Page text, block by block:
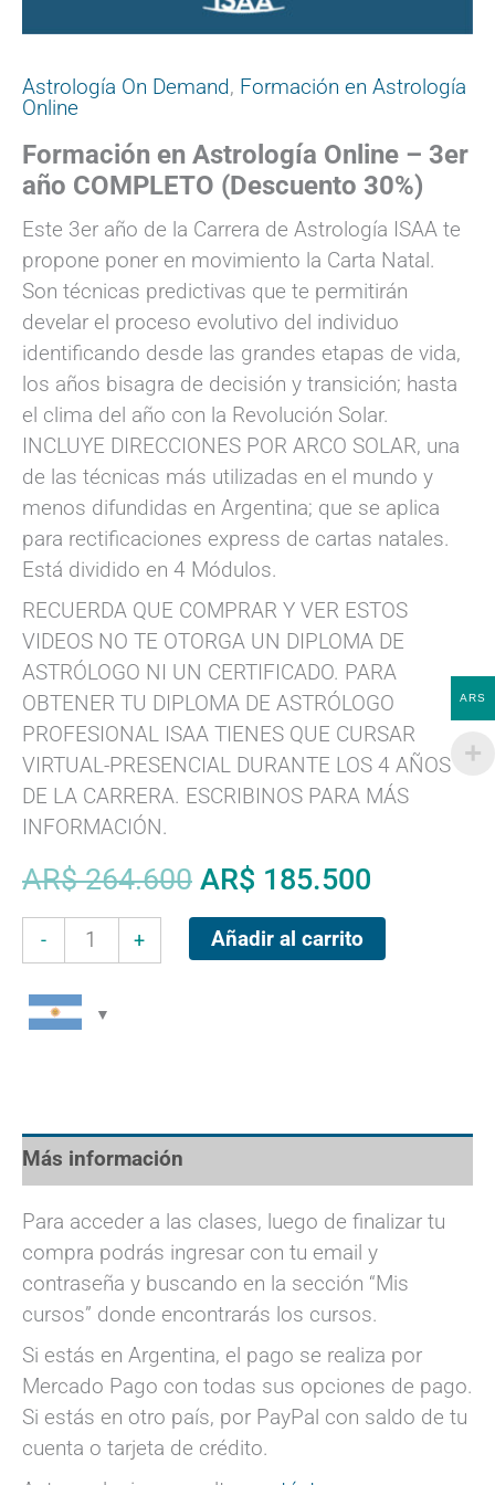
Astrología On Demand, Formación en Astrología
Online
Formación en Astrología Online – 3er
año COMPLETO (Descuento 30%)
Este 3er año de la Carrera de Astrología ISAA te
propone poner en movimiento la Carta Natal.
Son técnicas predictivas que te permitirán
develar el proceso evolutivo del individuo
identificando desde las grandes etapas de vida,
los años bisagra de decisión y transición; hasta
el clima del año con la Revolución Solar.
INCLUYE DIRECCIONES POR ARCO SOLAR, una
de las técnicas más utilizadas en el mundo y
menos difundidas en Argentina; que se aplica
para rectificaciones express de cartas natales.
Está dividido en 4 Módulos.
RECUERDA QUE COMPRAR Y VER ESTOS
VIDEOS NO TE OTORGA UN DIPLOMA DE
ASTRÓLOGO NI UN CERTIFICADO. PARA
OBTENER TU DIPLOMA DE ASTRÓLOGO
PROFESIONAL ISAA TIENES QUE CURSAR
VIRTUAL-PRESENCIAL DURANTE LOS 4 AÑOS
DE LA CARRERA. ESCRIBINOS PARA MÁS
INFORMACIÓN.
AR$264.600 El
precio
original
era:
AR$ 185.500
precio
es:
-
Formación
en
Astrología
Online
COMPLETO
30%)
+ Añadir al carrito
Más información
Para acceder a las clases, luego de finalizar tu
compra podrás ingresar con tu email y
contraseña y buscando en la sección “Mis
cursos” donde encontrarás los cursos.
Si estás en Argentina, el pago se realiza por
Mercado Pago con todas sus opciones de pago.
Si estás en otro país, por PayPal con saldo de tu
cuenta o tarjeta de crédito.
ARS